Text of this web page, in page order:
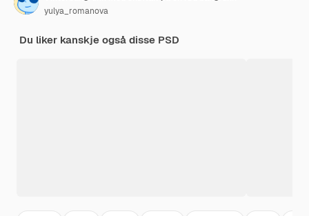
yulya_romanova
Du liker kanskje også disse PSD